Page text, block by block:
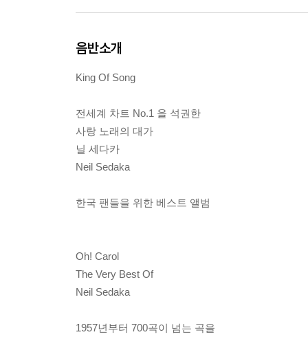
음반소개
King Of Song
전세계 차트 No.1 을 석권한
사랑 노래의 대가
닐 세다카
Neil Sedaka
한국 팬들을 위한 베스트 앨범
Oh! Carol
The Very Best Of
Neil Sedaka
1957년부터 700곡이 넘는 곡을